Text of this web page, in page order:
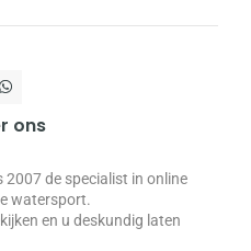
ons
2007 de specialist in online
watersport.
en u deskundig laten